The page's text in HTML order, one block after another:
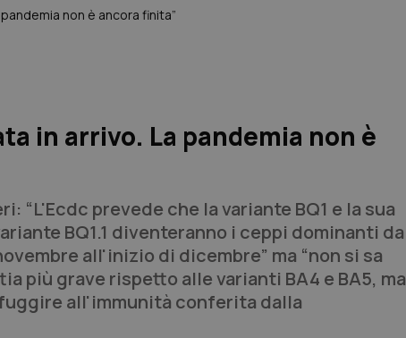
pandemia non è ancora finita”
in arrivo. La pandemia non è
“L'Ecdc prevede che la variante BQ1 e la sua
BQ1.1 diventeranno i ceppi dominanti da
all'inizio di dicembre” ma “non si sa
più grave rispetto alle varianti BA4 e BA5, ma
all'immunità conferita dalla